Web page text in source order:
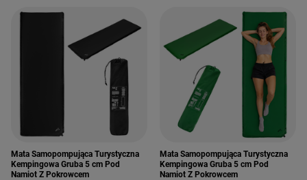
Mata Samopompująca Turystyczna
Kempingowa Gruba 5 cm Pod
Namiot Z Pokrowcem
Mata Samopompująca Turystyczna
Kempingowa Gruba 5 cm Pod
Namiot Z Pokrowcem